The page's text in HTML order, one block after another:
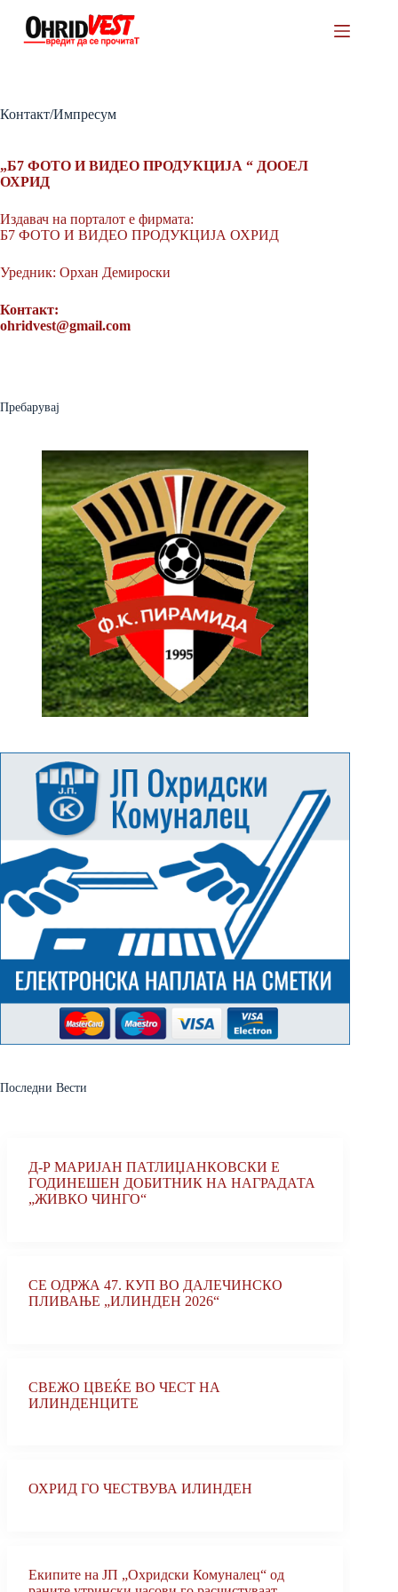
content
Контакт/Импресум
„Б7 ФОТО И ВИДЕО ПРОДУКЦИЈА “ ДООЕЛ
ОХРИД
Издавач на порталот е фирмата:
Б7 ФОТО И ВИДЕО ПРОДУКЦИЈА ОХРИД
Уредник: Орхан Демироски
Контакт:
ohridvest@gmail.com
Пребарувај
Последни Вести
Д-Р МАРИЈАН ПАТЛИЏАНКОВСКИ Е
ГОДИНЕШЕН ДОБИТНИК НА НАГРАДАТА
„ЖИВКО ЧИНГО“
СЕ ОДРЖА 47. КУП ВО ДАЛЕЧИНСКО
ПЛИВАЊЕ „ИЛИНДЕН 2026“
‎СВЕЖО ЦВЕЌЕ ВО ЧЕСТ НА
ИЛИНДЕНЦИТЕ
ОХРИД ГО ЧЕСТВУВА ИЛИНДЕН
Екипите на ЈП „Охридски Комуналец“ од